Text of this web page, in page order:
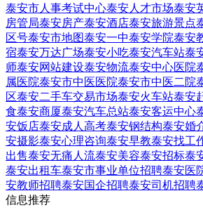
泰安市人事考试中心泰安人才市场泰安
房管局泰安房产泰安酒店泰安旅游景点
区号泰安市地图泰安一中泰安学院泰安
宿泰安万达广场泰安小吃泰安汽车站泰
师泰安网站建设泰安物流泰安中心医院
属医院泰安市中医医院泰安市中医二院
区泰安二手车交易市场泰安火车站泰安
食泰安商厦泰安汽车总站泰安客运中心
安饭店泰安成人高考泰安钢结构泰安婚
安摄影泰安心理咨询泰安早教泰安找工
出售泰安无痛人流泰安美容泰安招标泰
泰安出租车泰安市事业单位招聘泰安医
安教师招聘泰安国企招聘泰安司机招聘
信息推荐